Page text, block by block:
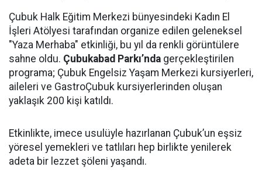
Çubuk Halk Eğitim Merkezi bünyesindeki Kadın El
İşleri Atölyesi tarafından organize edilen geleneksel
"Yaza Merhaba" etkinliği, bu yıl da renkli görüntülere
sahne oldu. Çubukabad Parkı’nda gerçekleştirilen
programa; Çubuk Engelsiz Yaşam Merkezi kursiyerleri,
aileleri ve GastroÇubuk kursiyerlerinden oluşan
yaklaşık 200 kişi katıldı.
Etkinlikte, imece usulüyle hazırlanan Çubuk’un eşsiz
yöresel yemekleri ve tatlıları hep birlikte yenilerek
adeta bir lezzet şöleni yaşandı.